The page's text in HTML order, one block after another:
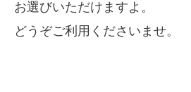
お選びいただけますよ。
どうぞご利用くださいませ。